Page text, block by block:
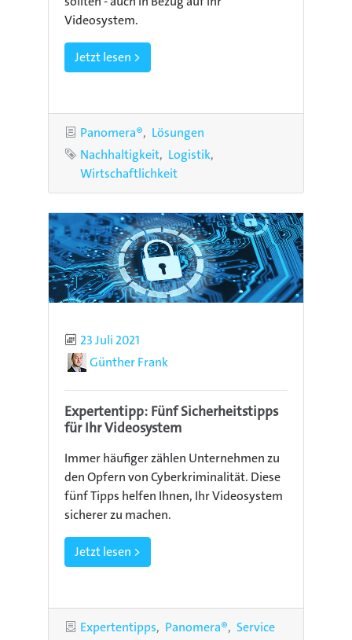
Videosystem.
Jetzt lesen >
Kategorien
Panomera®
Lösungen
Schlagworte
Nachhaltigkeit Logistik
Wirtschaftlichkeit
Publiziert
23 Juli 2021
AutorGünther Frank
Expertentipp: Fünf Sicherheitstipps
für Ihr Videosystem
Immer häufiger zählen Unternehmen zu
den Opfern von Cyberkriminalität. Diese
fünf Tipps helfen Ihnen, Ihr Videosystem
sicherer zu machen.
Jetzt lesen >
Kategorien
Expertentipps Panomera®
Service